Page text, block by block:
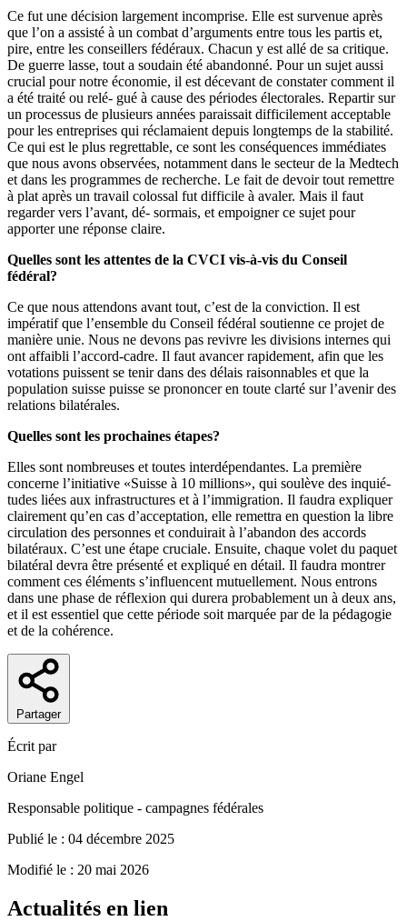
Ce fut une décision largement incomprise. Elle est survenue après
que l’on a assisté à un combat d’arguments entre tous les partis et,
pire, entre les conseillers fédéraux. Chacun y est allé de sa critique.
De guerre lasse, tout a soudain été abandonné. Pour un sujet aussi
crucial pour notre économie, il est décevant de constater comment il
a été traité ou relé- gué à cause des périodes électorales. Repartir sur
un processus de plusieurs années paraissait difficilement acceptable
pour les entreprises qui réclamaient depuis longtemps de la stabilité.
Ce qui est le plus regrettable, ce sont les conséquences immédiates
que nous avons observées, notamment dans le secteur de la Medtech
et dans les programmes de recherche. Le fait de devoir tout remettre
à plat après un travail colossal fut difficile à avaler. Mais il faut
regarder vers l’avant, dé- sormais, et empoigner ce sujet pour
apporter une réponse claire.
Quelles sont les attentes de la CVCI vis-à-vis du Conseil
fédéral?
Ce que nous attendons avant tout, c’est de la conviction. Il est
impératif que l’ensemble du Conseil fédéral soutienne ce projet de
manière unie. Nous ne devons pas revivre les divisions internes qui
ont affaibli l’accord-cadre. Il faut avancer rapidement, afin que les
votations puissent se tenir dans des délais raisonnables et que la
population suisse puisse se prononcer en toute clarté sur l’avenir des
relations bilatérales.
Quelles sont les prochaines étapes?
Elles sont nombreuses et toutes interdépendantes. La première
concerne l’initiative «Suisse à 10 millions», qui soulève des inquié-
tudes liées aux infrastructures et à l’immigration. Il faudra expliquer
clairement qu’en cas d’acceptation, elle remettra en question la libre
circulation des personnes et conduirait à l’abandon des accords
bilatéraux. C’est une étape cruciale. Ensuite, chaque volet du paquet
bilatéral devra être présenté et expliqué en détail. Il faudra montrer
comment ces éléments s’influencent mutuellement. Nous entrons
dans une phase de réflexion qui durera probablement un à deux ans,
et il est essentiel que cette période soit marquée par de la pédagogie
et de la cohérence.
Partager
Écrit par
Oriane Engel
Responsable politique - campagnes fédérales
Publié le : 04 décembre 2025
Modifié le : 20 mai 2026
Actualités en lien